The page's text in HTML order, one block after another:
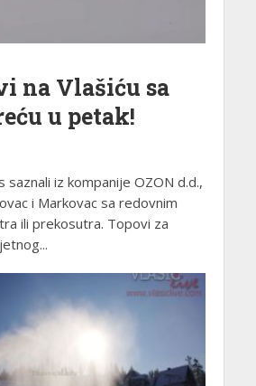
na Vlašiću sa
u petak!
saznali iz kompanije OZON d.d.,
i Markovac sa redovnim
ili prekosutra. Topovi za